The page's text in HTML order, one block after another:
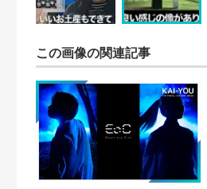
この画像の関連記事